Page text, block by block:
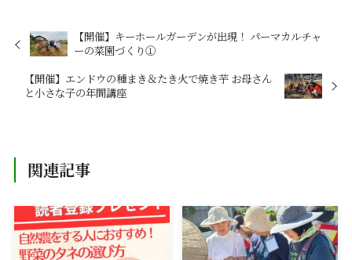
【開催】キーホールガーデンが出現！ パーマカルチャ
ーの菜園づくり①
【開催】エンドウの種まき＆たき火で焼き芋 お母さん
と小さな子の年間講座
関連記事